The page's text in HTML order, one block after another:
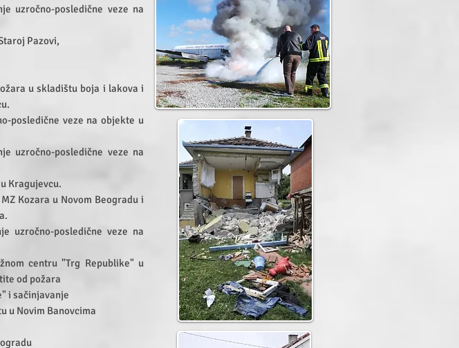
uzročno-posledične veze na
Pazovi,
u skladištu boja i lakova i
posledične veze na objekte u
uzročno-posledične veze na
Kragujevcu.
Kozara u Novom Beogradu i
uzročno-posledične veze na
centru "Trg Republike" u
od požara
i sačinjavanje
u Novim Banovcima